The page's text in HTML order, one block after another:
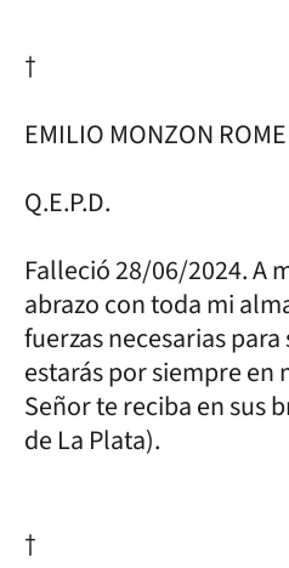
†
EMILIO MONZON
Q.E.P.D.
Falleció 28/06/2024. A
abrazo con toda mi
fuerzas necesarias
estarás por siempre en
Señor te reciba en sus
de La Plata).
†